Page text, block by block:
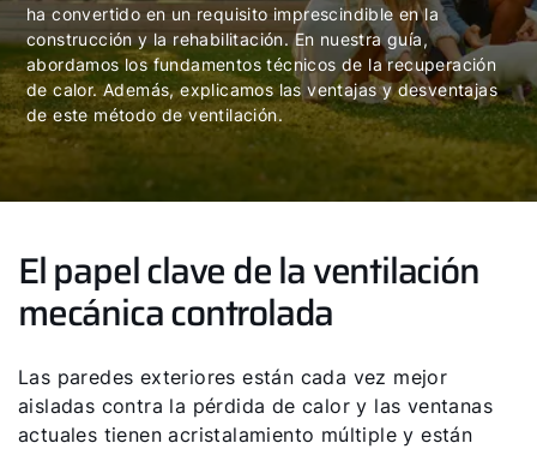
ha convertido en un requisito imprescindible en la
construcción y la rehabilitación. En nuestra guía,
abordamos los fundamentos técnicos de la recuperación
de calor. Además, explicamos las ventajas y desventajas
de este método de ventilación.
El papel clave de la ventilación
mecánica controlada
Las paredes exteriores están cada vez mejor
aisladas contra la pérdida de calor y las ventanas
actuales tienen acristalamiento múltiple y están